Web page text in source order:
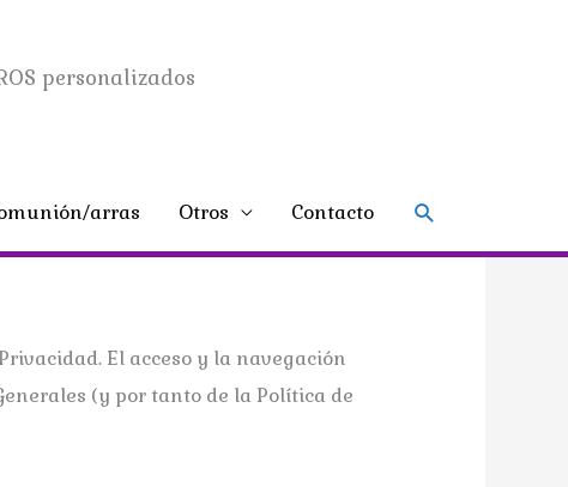
personalizados
arras Otros Contacto Buscar
El acceso y la navegación
(y por tanto de la Política de